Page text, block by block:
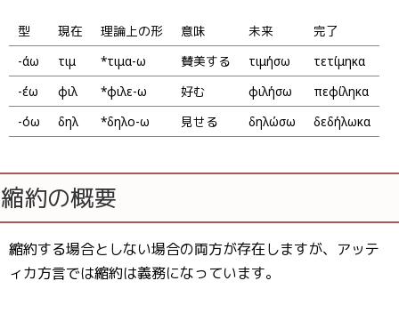
型 現在 理論上の形 意味 未来
完了
-άω
τιμῶ *τιμα-ω 賛美する τιμήσω
τετίμηκα
-έω
φιλῶ *φιλε-ω 好む φιλήσω
πεφίληκα
-όω
δηλῶ *δηλο-ω 見せる δηλώσω δεδήλωκα
縮約の概要
縮約する場合としない場合の両方が存在しますが、アッテ
ィカ方言では縮約は義務になっています。